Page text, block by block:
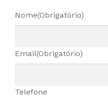
Nome(Obrigatório)
Email(Obrigatório)
Telefone